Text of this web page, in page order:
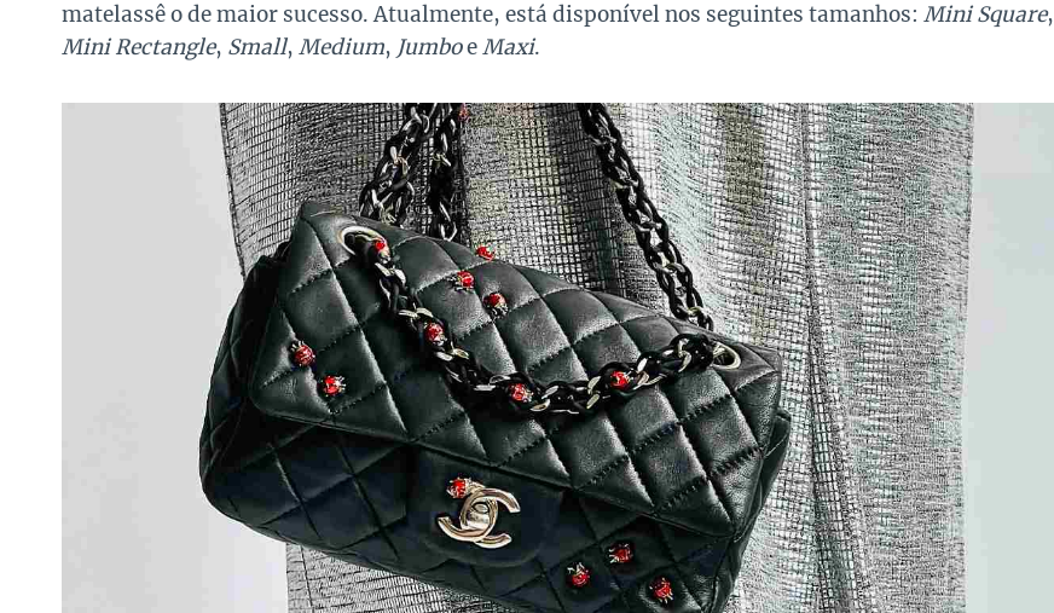
matelassê o de maior sucesso. Atualmente, está disponível nos seguintes tamanhos: Mini Square,
Mini Rectangle, Small, Medium, JumboeMaxi.